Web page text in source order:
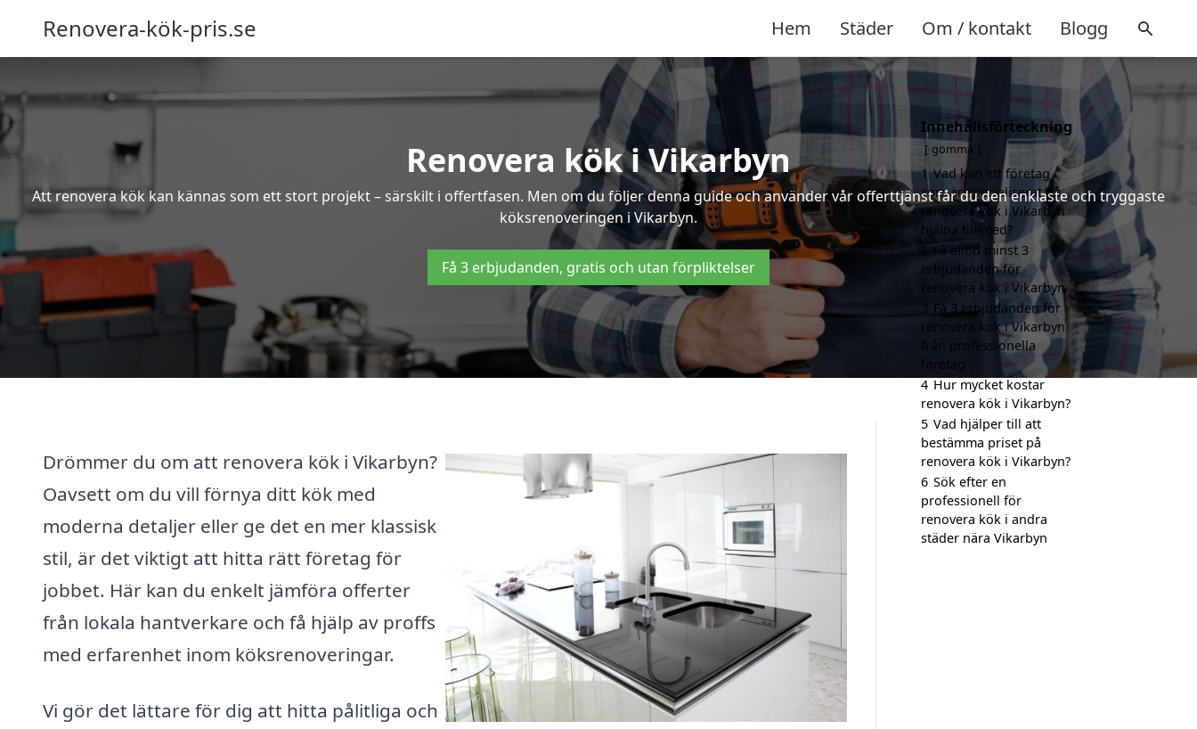
Renovera-kök-pris.se Hem Städer Om / kontakt Blogg
Renovera kök i Vikarbyn
Att renovera kök kan kännas som ett stort projekt – särskilt i offertfasen. Men om du följer denna guide och använder vår offerttjänst får du den enklaste och tryggaste
köksrenoveringen i Vikarbyn.
Få 3 erbjudanden, gratis och utan förpliktelser
Drömmer du om att renovera kök i Vikarbyn?
Oavsett om du vill förnya ditt kök med
moderna detaljer eller ge det en mer klassisk
stil, är det viktigt att hitta rätt företag för
jobbet. Här kan du enkelt jämföra offerter
från lokala hantverkare och få hjälp av proffs
med erfarenhet inom köksrenoveringar.
Vi gör det lättare för dig att hitta pålitliga och
Innehållsförteckning
gömma
1 Vad kan ett företag
som är specialiserat på
renovera kök i Vikarbyn
hjälpa till med?
2 Få alltid minst 3
erbjudanden för
renovera kök i Vikarbyn
3 Få 3 erbjudanden för
renovera kök i Vikarbyn
från professionella
företag
4 Hur mycket kostar
renovera kök i Vikarbyn?
5 Vad hjälper till att
bestämma priset på
renovera kök i Vikarbyn?
6 Sök efter en
professionell för
renovera kök i andra
städer nära Vikarbyn